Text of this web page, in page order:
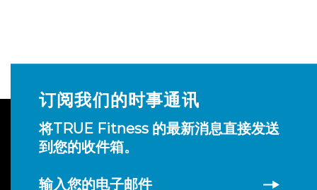
订阅我们的时事通讯
将TRUE Fitness 的最新消息直接发送
到您的收件箱。
输入您的电子邮件